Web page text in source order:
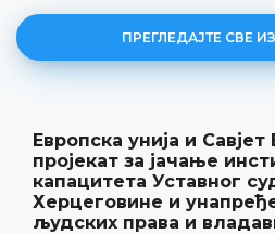
ПРЕГЛЕДАЈТЕ СВЕ
Европска унија и
пројекат за јачање
капацитета Уставног
Херцеговине и
људских права и